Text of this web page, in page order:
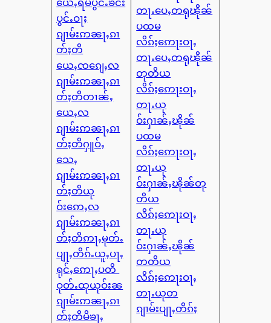
ပွင်ႉဝႃႈ
ၵျၢမ်းဢၼႃႇၵၢ
တ်ႈတိ
ယေႇၸၵျေႇလ
ၵျၢမ်းဢၼႃႇၵၢ
တ်ႈတိတၢၼ်ႇ
ယေႇလ
ၵျၢမ်းဢၼႃႇၵၢ
တ်ႈတိႁူဝ်ႇ
သေႇ
ၵျၢမ်းဢၼႃႇၵၢ
တ်ႈတိယု
ဝ်းဢေႇလ
ၵျၢမ်းဢၼႃႇၵၢ
တ်ႈတိဢႃႇမုတ်ႉ
ပျႃႇတိၵ်ႉယူႇပႃႇ
ရုင်ႇဢေႃႇပတိ
ဝုတ်ႉထုယုဝ်းၼ
ၵျၢမ်းဢၼႃႇၵၢ
တ်ႈတိမိၶႃႇ
တႃႉပေႇတရုၽိုၼ်
ပထမ
လိၵ်ႈဢေႃးဝႃႇ
တႃႉပေႇတရုၽိုၼ်
တုတိယ
လိၵ်ႈဢေႃးဝႃႇ
တႃႉယု
ဝ်းႁၢၼ်ႇၽိုၼ်
ပထမ
လိၵ်ႈဢေႃးဝႃႇ
တႃႉယု
ဝ်းႁၢၼ်ႇၽိုၼ်တု
တိယ
လိၵ်ႈဢေႃးဝႃႇ
တႃႉယု
ဝ်းႁၢၼ်ႇၽိုၼ်
တတိယ
လိၵ်ႈဢေႃးဝႃႇ
တႃႉယုတ
ၵျၢမ်းပျႃႇတိၵ်ႈ